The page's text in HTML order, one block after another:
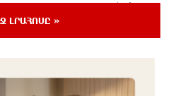
6 ժամ առաջ
6 ժամ առաջ
ԼՐԱՀՈՍԸ »